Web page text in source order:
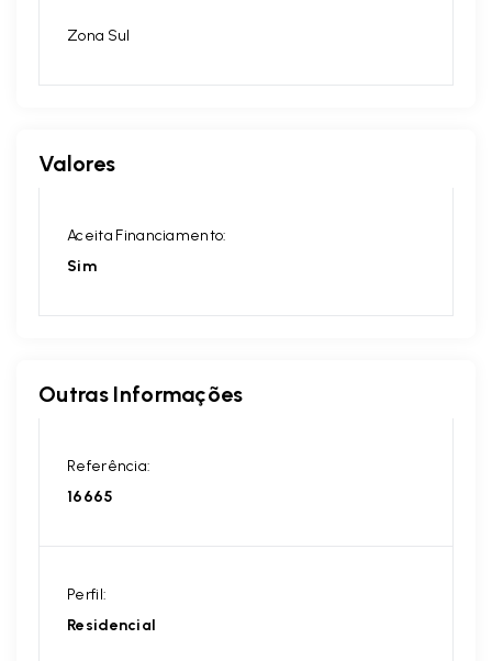
Zona Sul
Valores
Aceita Financiamento:
Sim
Outras Informações
Referência:
16665
Perfil:
Residencial